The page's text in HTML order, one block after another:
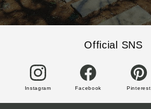
Official SNS
Instagram Facebook Pinterest